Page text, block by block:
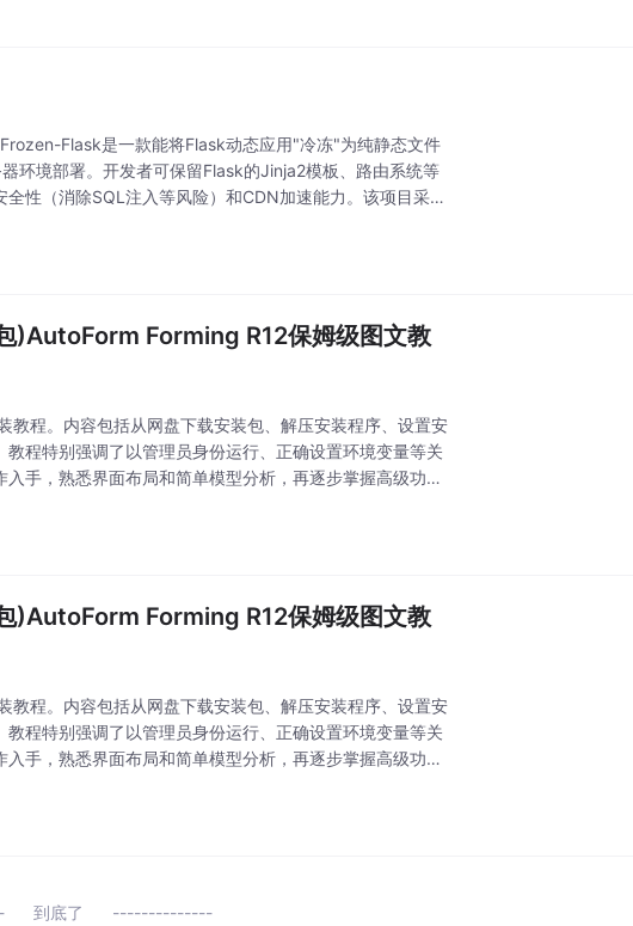
Flask是一款能将Flask动态应用"冷冻"为纯静态文件
环境部署。开发者可保留Flask的Jinja2模板、路由系统等
性（消除SQL注入等风险）和CDN加速能力。该项目采用
)AutoForm Forming R12保姆级图文教
程。内容包括从网盘下载安装包、解压安装程序、设置安
程特别强调了以管理员身份运行、正确设置环境变量等关
手，熟悉界面布局和简单模型分析，再逐步掌握高级功
)AutoForm Forming R12保姆级图文教
程。内容包括从网盘下载安装包、解压安装程序、设置安
程特别强调了以管理员身份运行、正确设置环境变量等关
手，熟悉界面布局和简单模型分析，再逐步掌握高级功
到底了